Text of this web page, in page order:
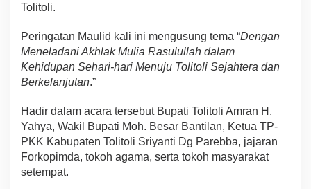
Tolitoli.
Peringatan Maulid kali ini mengusung tema “Dengan
Meneladani Akhlak Mulia Rasulullah dalam
Kehidupan Sehari-hari Menuju Tolitoli Sejahtera dan
Berkelanjutan.”
Hadir dalam acara tersebut Bupati Tolitoli Amran H.
Yahya, Wakil Bupati Moh. Besar Bantilan, Ketua TP-
PKK Kabupaten Tolitoli Sriyanti Dg Parebba, jajaran
Forkopimda, tokoh agama, serta tokoh masyarakat
setempat.